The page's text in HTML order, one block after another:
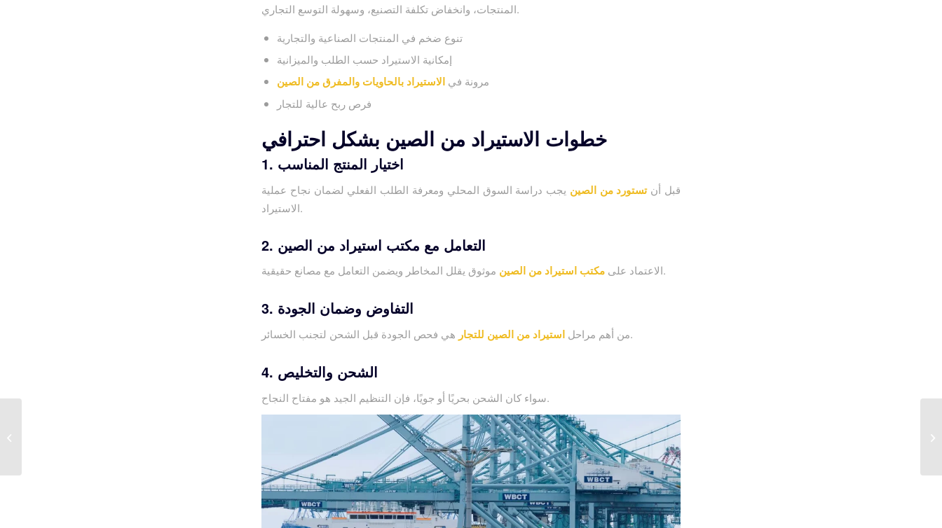
المنتجات، وانخفاض تكلفة التصنيع، وسهولة التوسع التجاري.
تنوع ضخم في المنتجات الصناعية والتجارية
إمكانية الاستيراد حسب الطلب والميزانية
مرونة فيالاستيراد بالحاويات والمفرق من الصين
فرص ربح عالية للتجار
خطوات الاستيراد من الصين بشكل احترافي
1. اختيار المنتج المناسب
قبل أنتستورد من الصين يجب دراسة السوق المحلي ومعرفة الطلب الفعلي لضمان نجاح عملية
الاستيراد.
2. التعامل مع مكتب استيراد من الصين
الاعتماد على مكتب استيراد من الصين موثوق يقلل المخاطر ويضمن التعامل مع مصانع حقيقية.
3. التفاوض وضمان الجودة
من أهم مراحل استيراد من الصين للتجار هي فحص الجودة قبل الشحن لتجنب الخسائر.
4. الشحن والتخليص
سواء كان الشحن بحريًا أو جويًا، فإن التنظيم الجيد هو مفتاح النجاح.